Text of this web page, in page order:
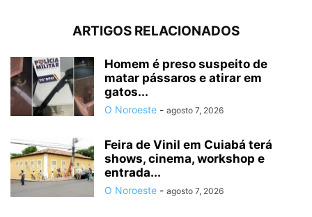
ARTIGOS RELACIONADOS
Homem é preso suspeito de
matar pássaros e atirar em
gatos...
O Noroeste - agosto 7, 2026
Feira de Vinil em Cuiabá terá
shows, cinema, workshop e
entrada...
O Noroeste - agosto 7, 2026